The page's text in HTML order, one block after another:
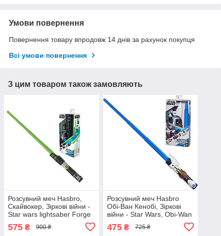
Умови повернення
Повернення товару впродовж 14 днів за рахунок покупця
Всі умови повернення
З цим товаром також замовляють
Розсувний меч Hasbro,
Скайвокер, Зіркові війни -
Star wars lightsaber Forge
575 ₴ 900 ₴
Розсувний меч Hasbro
Обі-Ван Кенобі, Зіркові
війни - Star Wars, Obi-Wan
Kenobi Lightsaber Forge
475₴ 725 ₴